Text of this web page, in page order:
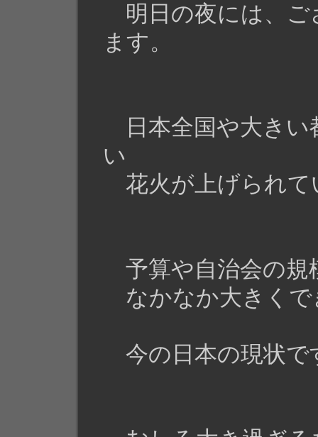
明日の夜には、ご
ます。
日本全国や大きい
い
花火が上げられて
予算や自治会の規
なかなか大きくで
今の日本の現状で